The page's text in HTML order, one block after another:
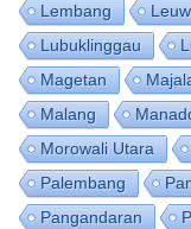
Lembang
Lubuklinggau
Magetan
Malang
Morowali Utara
Palembang
Pangandaran